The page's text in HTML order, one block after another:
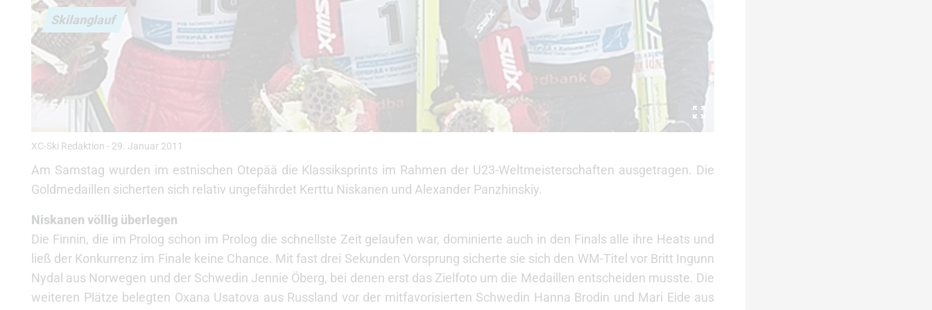
Skilanglauf
XC-Ski Redaktion - 29. Januar 2011
Am Samstag wurden im estnischen Otepää die Klassiksprints im Rahmen der U23-Weltmeisterschaften ausgetragen. Die
Goldmedaillen sicherten sich relativ ungefährdet Kerttu Niskanen und Alexander Panzhinskiy.
Niskanen völlig überlegen
Die Finnin, die im Prolog schon im Prolog die schnellste Zeit gelaufen war, dominierte auch in den Finals alle ihre Heats und
ließ der Konkurrenz im Finale keine Chance. Mit fast drei Sekunden Vorsprung sicherte sie sich den WM-Titel vor Britt Ingunn
Nydal aus Norwegen und der Schwedin Jennie Öberg, bei denen erst das Zielfoto um die Medaillen entscheiden musste. Die
weiteren Plätze belegten Oxana Usatova aus Russland vor der mitfavorisierten Schwedin Hanna Brodin und Mari Eide aus